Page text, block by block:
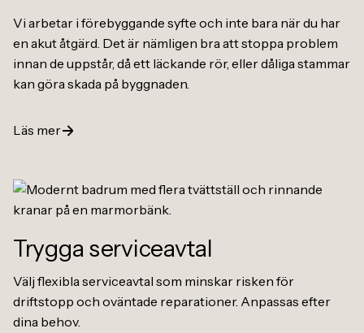
Vi arbetar i förebyggande syfte och inte bara när du har
en akut åtgärd. Det är nämligen bra att stoppa problem
innan de uppstår, då ett läckande rör, eller dåliga stammar
kan göra skada på byggnaden.
Läs mer
Trygga serviceavtal
Välj flexibla serviceavtal som minskar risken för
driftstopp och oväntade reparationer. Anpassas efter
dina behov.